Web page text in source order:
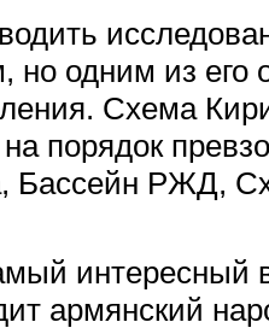
одним из его
Схема
порядок
Бассейн РЖД,
интересный
армянский